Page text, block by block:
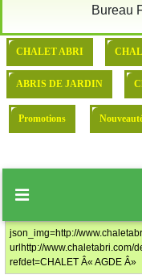
Bureau
CHALET ABRI
ABRIS DE JARDIN
Promotions

json_img=http://
urlhttp://www.chaletabri.com/
refdet=CHALET Â« AGDE Â»
Civilité*